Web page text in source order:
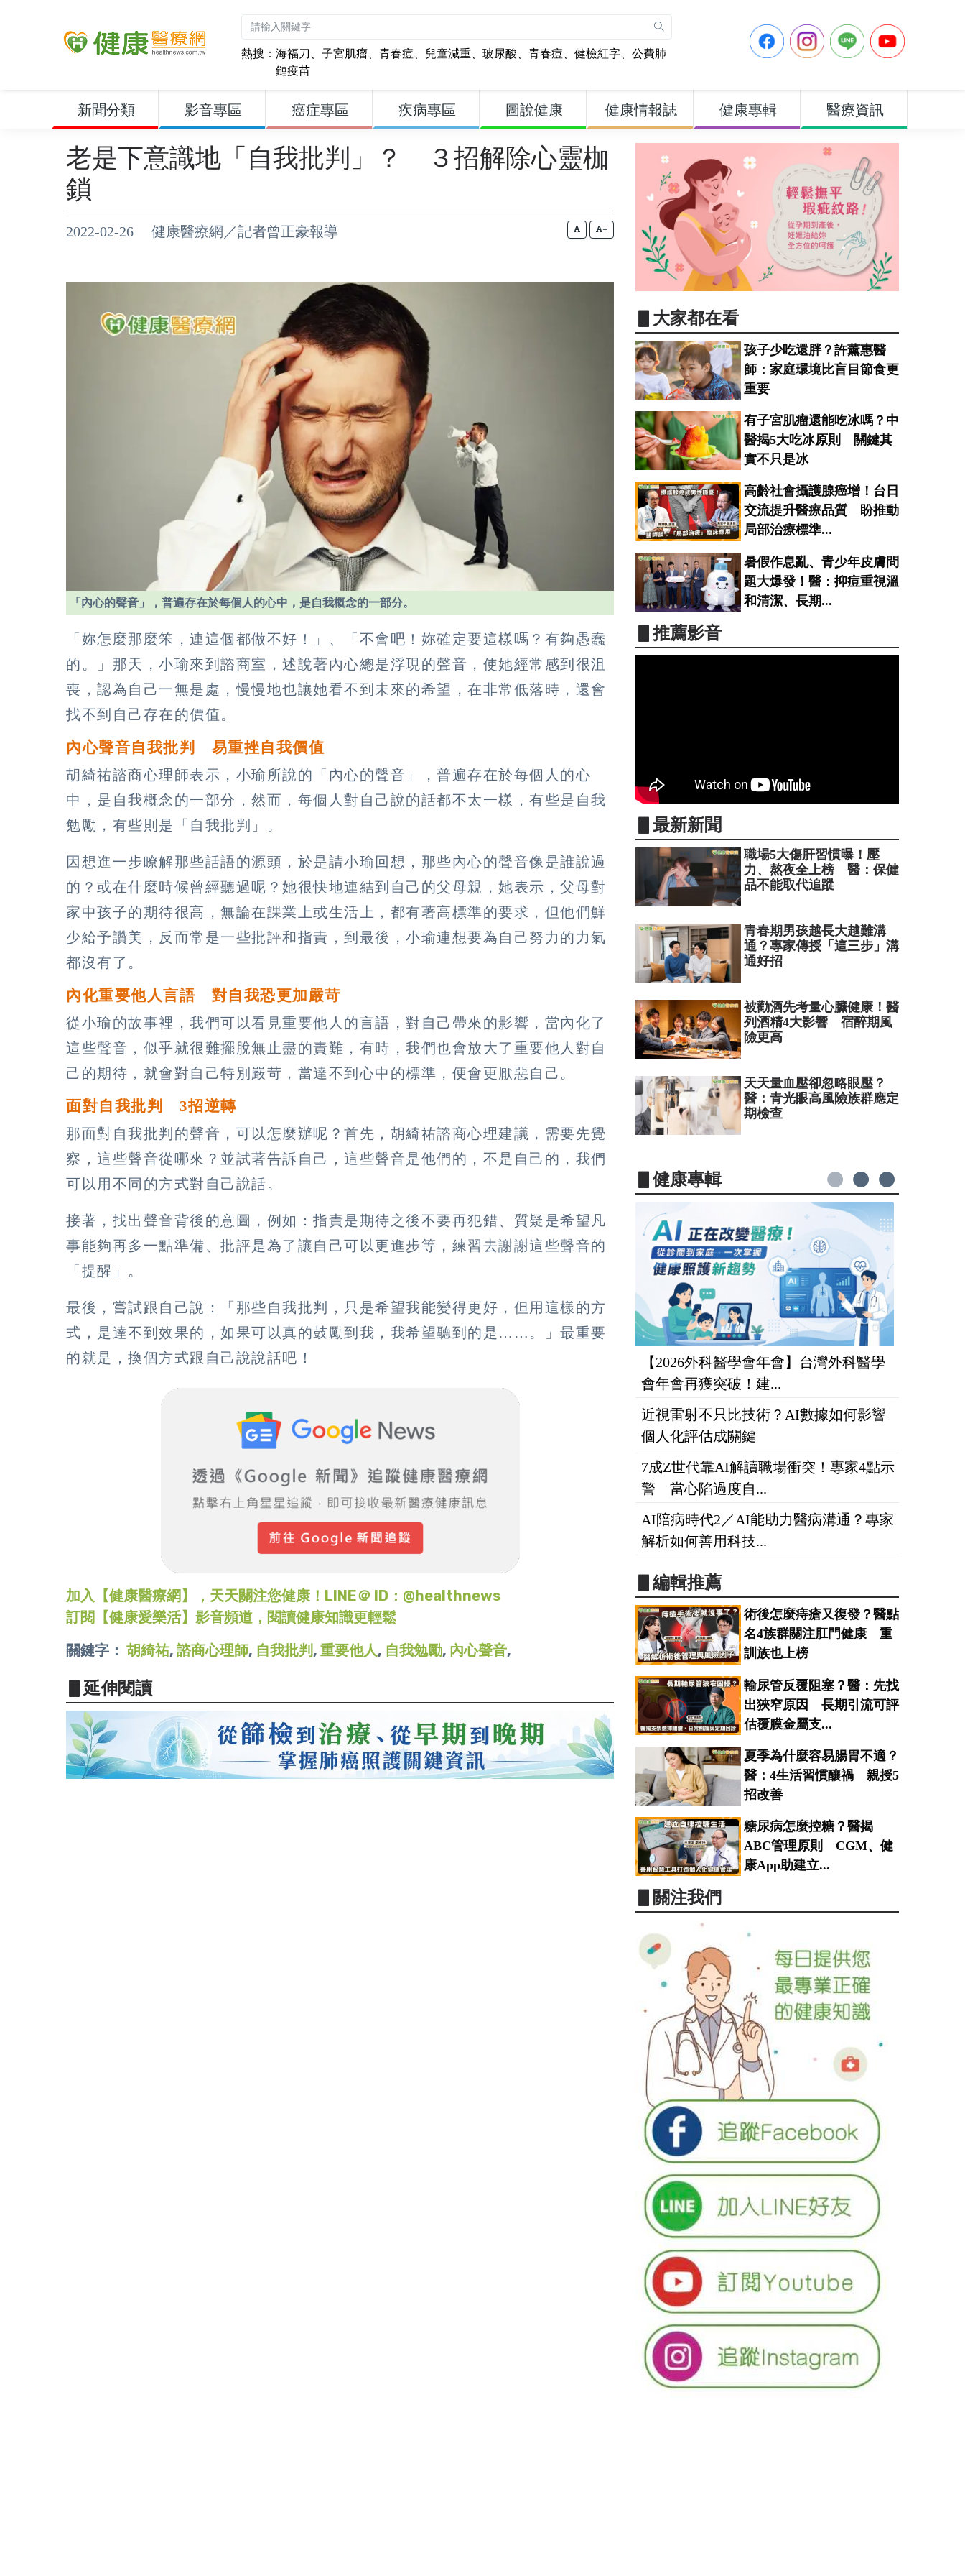
熱搜： 海福刀 、 子宮肌瘤、 青春痘、 兒童減重、 玻尿酸、 青春痘、 健檢紅字、 公費肺
鏈疫苗
新聞分類 影音專區 癌症專區 疾病專區 圖說健康 健康情報誌 健康專輯 醫療資訊
老是下意識地「自我批判」？ ３招解除心靈枷
鎖
2022-02-26 健康醫療網／記者曾正豪報導 +
「內心的聲音」，普遍存在於每個人的心中，是自我概念的一部分。
「妳怎麼那麼笨，連這個都做不好！」、「不會吧！妳確定要這樣嗎？有夠愚蠢
的。」那天，小瑜來到諮商室，述說著內心總是浮現的聲音，使她經常感到很沮
喪，認為自己一無是處，慢慢地也讓她看不到未來的希望，在非常低落時，還會
找不到自己存在的價值。
內心聲音自我批判 易重挫自我價值
胡綺祐諮商心理師表示，小瑜所說的「內心的聲音」，普遍存在於每個人的心
中，是自我概念的一部分，然而，每個人對自己說的話都不太一樣，有些是自我
勉勵，有些則是「自我批判」。
因想進一步瞭解那些話語的源頭，於是請小瑜回想，那些內心的聲音像是誰說過
的？或在什麼時候曾經聽過呢？她很快地連結到自己的父母親，她表示，父母對
家中孩子的期待很高，無論在課業上或生活上，都有著高標準的要求，但他們鮮
少給予讚美，反而常是一些批評和指責，到最後，小瑜連想要為自己努力的力氣
都沒有了。
內化重要他人言語 對自我恐更加嚴苛
從小瑜的故事裡，我們可以看見重要他人的言語，對自己帶來的影響，當內化了
這些聲音，似乎就很難擺脫無止盡的責難，有時，我們也會放大了重要他人對自
己的期待，就會對自己特別嚴苛，當達不到心中的標準，便會更厭惡自己。
面對自我批判 3招逆轉
那面對自我批判的聲音，可以怎麼辦呢？首先，胡綺祐諮商心理建議，需要先覺
察，這些聲音從哪來？並試著告訴自己，這些聲音是他們的，不是自己的，我們
可以用不同的方式對自己說話。
接著，找出聲音背後的意圖，例如：指責是期待之後不要再犯錯、質疑是希望凡
事能夠再多一點準備、批評是為了讓自己可以更進步等，練習去謝謝這些聲音的
「提醒」。
最後，嘗試跟自己說：「那些自我批判，只是希望我能變得更好，但用這樣的方
式，是達不到效果的，如果可以真的鼓勵到我，我希望聽到的是……。」最重要
的就是，換個方式跟自己說說話吧！
加入【健康醫療網】，天天關注您健康！LINE＠ ID：@healthnews
訂閱【健康愛樂活】影音頻道，閱讀健康知識更輕鬆
關鍵字： 胡綺祐, 諮商心理師, 自我批判 , 重要他人, 自我勉勵, 內心聲音,
▋延伸閱讀
▋大家都在看
孩子少吃還胖？許薰惠醫
師：家庭環境比盲目節食更
重要
有子宮肌瘤還能吃冰嗎？中
醫揭5大吃冰原則 關鍵其
實不只是冰
高齡社會攝護腺癌增！台日
交流提升醫療品質 盼推動
局部治療標準...
暑假作息亂、青少年皮膚問
題大爆發！醫：抑痘重視溫
和清潔、長期...
▋推薦影音
▋最新新聞
職場5大傷肝習慣曝！壓
力、熬夜全上榜 醫：保健
品不能取代追蹤
青春期男孩越長大越難溝
通？專家傳授「這三步」溝
通好招
被勸酒先考量心臟健康！醫
列酒精4大影響 宿醉期風
險更高
天天量血壓卻忽略眼壓？
醫：青光眼高風險族群應定
期檢查
▋健康專輯
【2026外科醫學會年會】台灣外科醫學
會年會再獲突破！建...
近視雷射不只比技術？AI數據如何影響
個人化評估成關鍵
7成Z世代靠AI解讀職場衝突！專家4點示
警 當心陷過度自...
AI陪病時代2／AI能助力醫病溝通？專家
解析如何善用科技...
▋編輯推薦
術後怎麼痔瘡又復發？醫點
名4族群關注肛門健康 重
訓族也上榜
輸尿管反覆阻塞？醫：先找
出狹窄原因 長期引流可評
估覆膜金屬支...
夏季為什麼容易腸胃不適？
醫：4生活習慣釀禍 親授5
招改善
糖尿病怎麼控糖？醫揭
ABC管理原則 CGM、健
康App助建立...
▋關注我們